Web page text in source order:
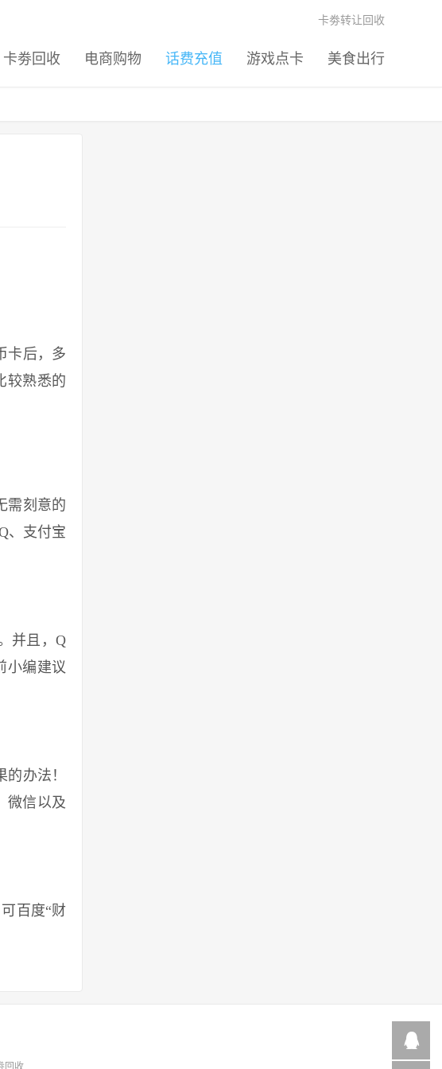
卡劵回收 电商购物 话费充值 游戏点卡 美食出行
卡劵转让回收
卡后，多
较熟悉的
需刻意的
、支付宝
并且，Q
小编建议
办法！
微信以及
百度“财
回收